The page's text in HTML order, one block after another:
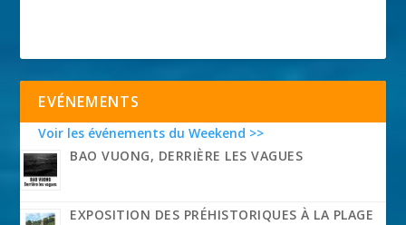
EVÉNEMENTS
Voir les événements du Weekend >>
BAO VUONG, DERRIÈRE LES VAGUES
EXPOSITION DES PRÉHISTORIQUES À LA PLAGE